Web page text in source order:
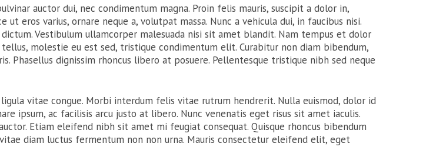
auctor dui, nec condimentum magna. Proin felis mauris, suscipit a dolor in,
ut eros varius, ornare neque a, volutpat massa. Nunc a vehicula dui, in faucibus nisi.
Vestibulum ullamcorper malesuada nisi sit amet blandit. Nam tempus et dolor
molestie eu est sed, tristique condimentum elit. Curabitur non diam bibendum,
Phasellus dignissim rhoncus libero at posuere. Pellentesque tristique nibh sed neque
vitae congue. Morbi interdum felis vitae rutrum hendrerit. Nulla euismod, dolor id
ipsum, ac facilisis arcu justo at libero. Nunc venenatis eget risus sit amet iaculis.
Etiam eleifend nibh sit amet mi feugiat consequat. Quisque rhoncus bibendum
diam luctus fermentum non non urna. Mauris consectetur eleifend elit, eget